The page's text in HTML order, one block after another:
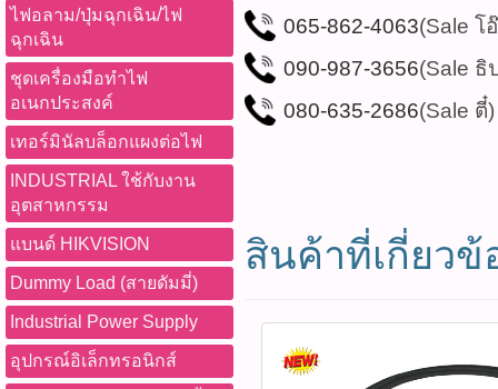
ไฟอลาม/ปุ่มฉุกเฉิน/ไฟ
ฉุกเฉิน
ชุดเครื่องมือทำไฟ
อเนกประสงค์
เทอร์มินัลบล็อกแผงต่อไฟ
INDUSTRIAL ใช้กับงาน
อุตสาหกรรม
แบนด์ HIKVISION
Dummy Load (สายดัมมี่)
Industrial Power Supply
อุปกรณ์อิเล็กทรอนิกส์
065-862-4063(Sale โ
090-987-3656(Sale ธิ
080-635-2686(Sale ตี๋)
สินค้าที่เกี่ยวข้